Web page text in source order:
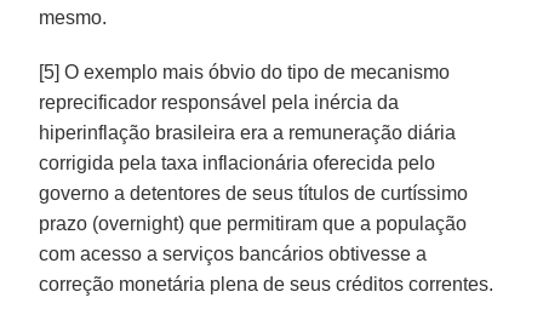
mesmo.
[5] O exemplo mais óbvio do tipo de mecanismo
reprecificador responsável pela inércia da
hiperinflação brasileira era a remuneração diária
corrigida pela taxa inflacionária oferecida pelo
governo a detentores de seus títulos de curtíssimo
prazo (overnight) que permitiram que a população
com acesso a serviços bancários obtivesse a
correção monetária plena de seus créditos correntes.